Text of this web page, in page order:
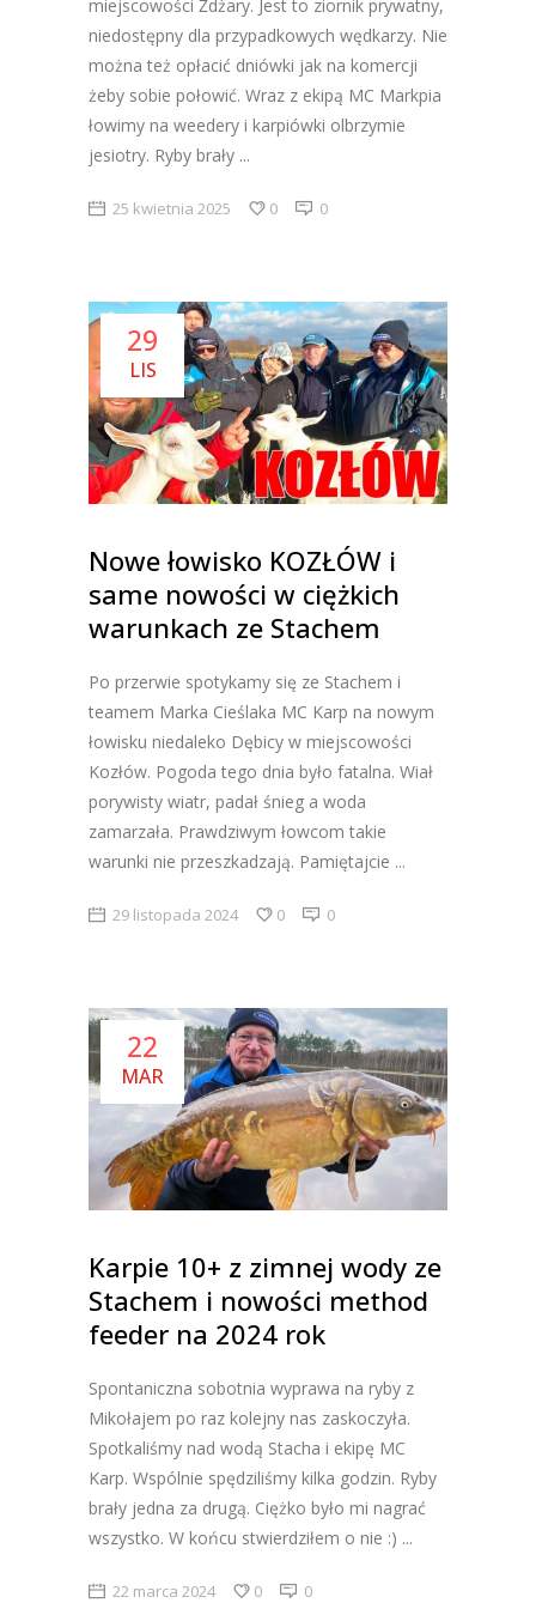
miejscowości Żdżary. Jest to ziornik prywatny,
niedostępny dla przypadkowych wędkarzy. Nie
można też opłacić dniówki jak na komercji
żeby sobie połowić. Wraz z ekipą MC Markpia
łowimy na weedery i karpiówki olbrzymie
jesiotry. Ryby brały
25 kwietnia 2025 0 0
29
LIS
Nowe łowisko KOZŁÓW i
same nowości w ciężkich
warunkach ze Stachem
Po przerwie spotykamy się ze Stachem i
teamem Marka Cieślaka MC Karp na nowym
łowisku niedaleko Dębicy w miejscowości
Kozłów. Pogoda tego dnia było fatalna. Wiał
porywisty wiatr, padał śnieg a woda
zamarzała. Prawdziwym łowcom takie
warunki nie przeszkadzają. Pamiętajcie
29 listopada 2024 0 0
22
MAR
Karpie 10+ z zimnej wody ze
Stachem i nowości method
feeder na 2024 rok
Spontaniczna sobotnia wyprawa na ryby z
Mikołajem po raz kolejny nas zaskoczyła.
Spotkaliśmy nad wodą Stacha i ekipę MC
Karp. Wspólnie spędziliśmy kilka godzin. Ryby
brały jedna za drugą. Ciężko było mi nagrać
wszystko. W końcu stwierdziłem o nie :)
22 marca 2024 0 0